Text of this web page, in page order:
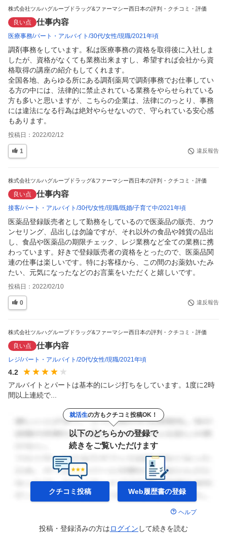
株式会社ツルハグループドラッグ&ファーマシー西日本の評判・クチコミ・評価
良い点 仕事内容
医療事務 パート・アルバイト 30代 女性 現職 2021年頃
調剤事務をしています。私は医療事務の資格を取得後に入社しま
したが、資格がなくても業務出来ますし、希望すれば会社から資
格取得の講座の紹介もしてくれます。
全国各地、あらゆる所にある調剤薬局で調剤事務でお仕事してい
る方の中には、法律的に禁止されている業務をやらせられている
方も多いと思いますが、こちらの企業は、法律にのっとり、事務
には違法になる行為は絶対やらせないので、守られている安心感
もあります。
投稿日： 2022/02/12
1 違反報告
株式会社ツルハグループドラッグ&ファーマシー西日本の評判・クチコミ・評価
良い点 仕事内容
接客 パート・アルバイト 30代 女性 現職 既婚 子育て中 2021年頃
医薬品登録販売者として勤務をしているので医薬品の販売、カウ
ンセリング、品出しは勿論ですが、それ以外の食品や雑貨の品出
し、食品や医薬品の期限チェック、レジ業務など全ての業務に携
わっています。好きで登録販売者の資格をとったので、医薬品関
連の仕事は楽しいです。特にお客様から、この間のお薬効いたみ
たい、元気になったなどのお言葉をいただくと嬉しいです。
投稿日： 2022/02/10
0 違反報告
株式会社ツルハグループドラッグ&ファーマシー西日本の評判・クチコミ・評価
良い点 仕事内容
レジ パート・アルバイト 20代 女性 現職 2021年頃
4.2
アルバイトとパートは基本的にレジ打ちをしています。1度に2時
間以上連続で...
就活生の方もクチコミ投稿OK！
以下のどちらかの登録で
続きをご覧いただけます
クチコミ投稿 Web履歴書の登録
ヘルプ
投稿・登録済みの方はログイン して続きを読む